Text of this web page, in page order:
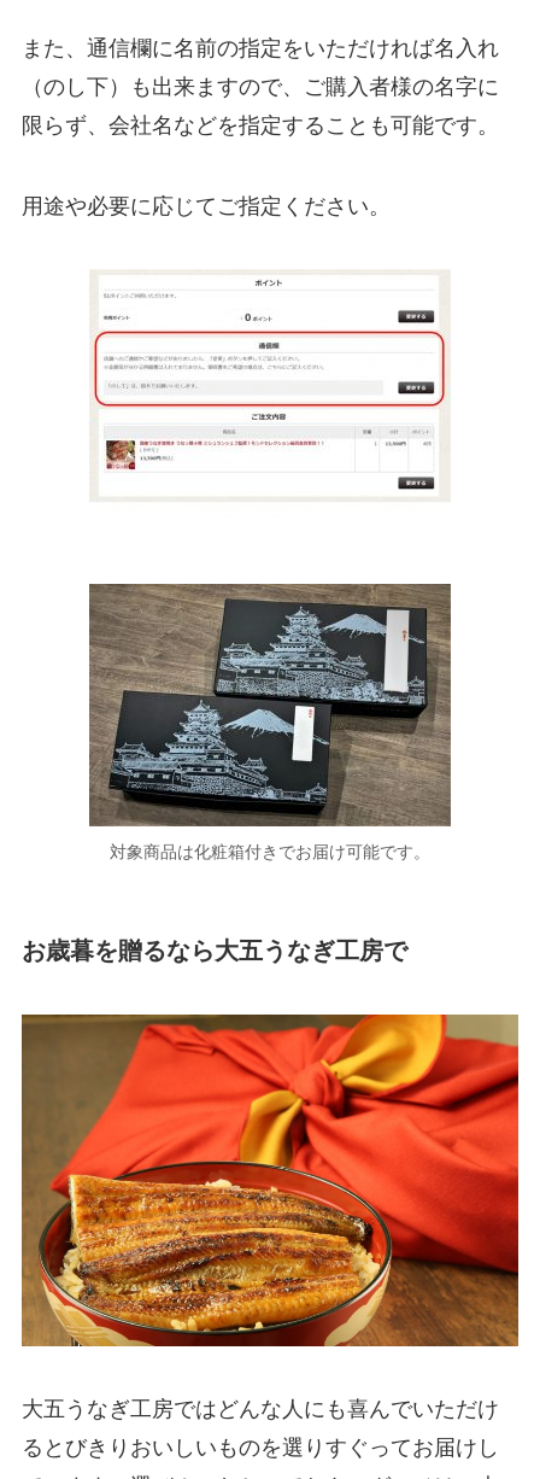
また、通信欄に名前の指定をいただければ名入れ
（のし下）も出来ますので、ご購入者様の名字に
限らず、会社名などを指定することも可能です。
用途や必要に応じてご指定ください。
対象商品は化粧箱付きでお届け可能です。
お歳暮を贈るなら大五うなぎ工房で
大五うなぎ工房ではどんな人にも喜んでいただけ
るとびきりおいしいものを選りすぐってお届けし